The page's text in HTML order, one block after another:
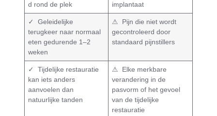
d rond de plek
implantaat
✓ Geleidelijke
terugkeer naar normaal
eten gedurende 1–2
weken
⚠ Pijn die niet wordt
gecontroleerd door
standaard pijnstillers
✓ Tijdelijke restauratie
kan iets anders
aanvoelen dan
natuurlijke tanden
⚠ Elke merkbare
verandering in de
pasvorm of het gevoel
van de tijdelijke
restauratie